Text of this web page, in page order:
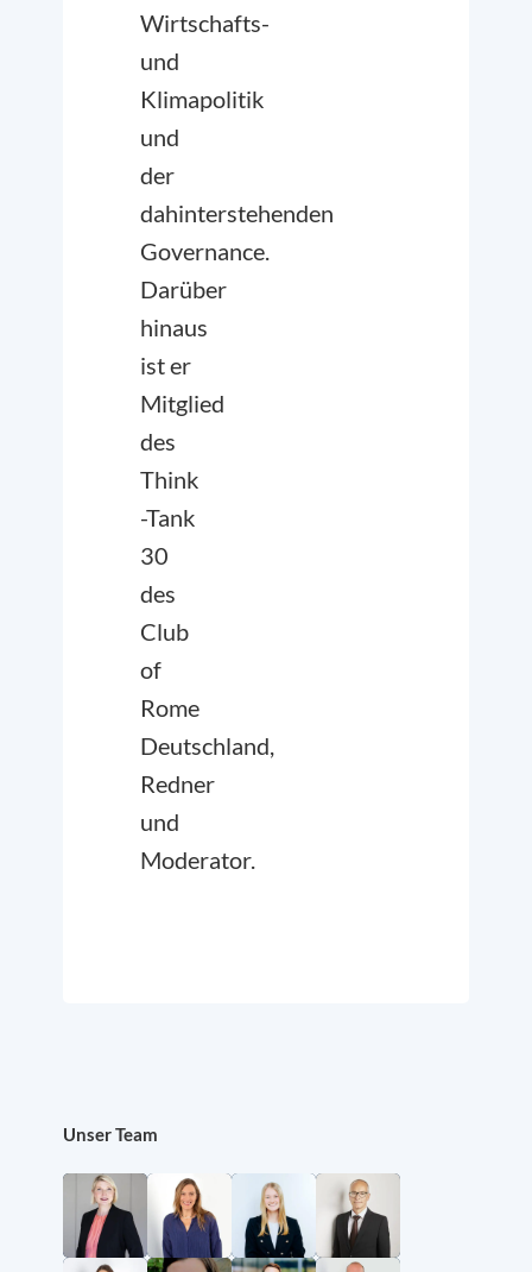
Wirtschafts-
und
Klimapolitik
und
der
dahinterstehenden
Governance.
Darüber
hinaus
ist er
Mitglied
des
Think
-Tank
30
des
Club
of
Rome
Deutschland,
Redner
und
Moderator.
Unser Team